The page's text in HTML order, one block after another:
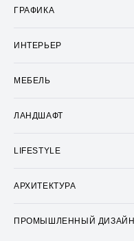
ГРАФИКА
ИНТЕРЬЕР
МЕБЕЛЬ
ЛАНДШАФТ
LIFESTYLE
АРХИТЕКТУРА
ПРОМЫШЛЕННЫЙ ДИЗАЙН